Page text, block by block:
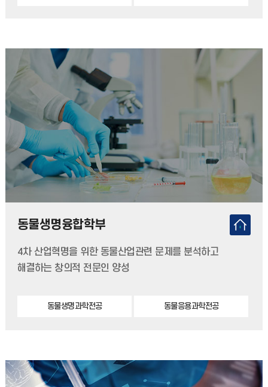
동물생명융합학부
4차 산업혁명을 위한 동물산업관련 문제를 분석하고
해결하는 창의적 전문인 양성
동물생명과학전공 동물응용과학전공